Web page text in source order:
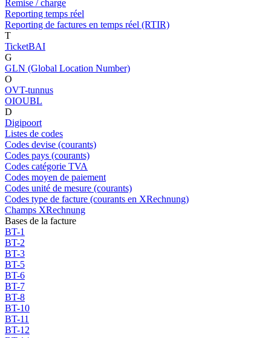
Remise / charge
Reporting temps réel
Reporting de factures en temps réel (RTIR)
T
TicketBAI
G
GLN (Global Location Number)
O
OVT-tunnus
OIOUBL
D
Digipoort
Listes de codes
Codes devise (courants)
Codes pays (courants)
Codes catégorie TVA
Codes moyen de paiement
Codes unité de mesure (courants)
Codes type de facture (courants en XRechnung)
Champs XRechnung
Bases de la facture
BT-1
BT-2
BT-3
BT-5
BT-6
BT-7
BT-8
BT-10
BT-11
BT-12